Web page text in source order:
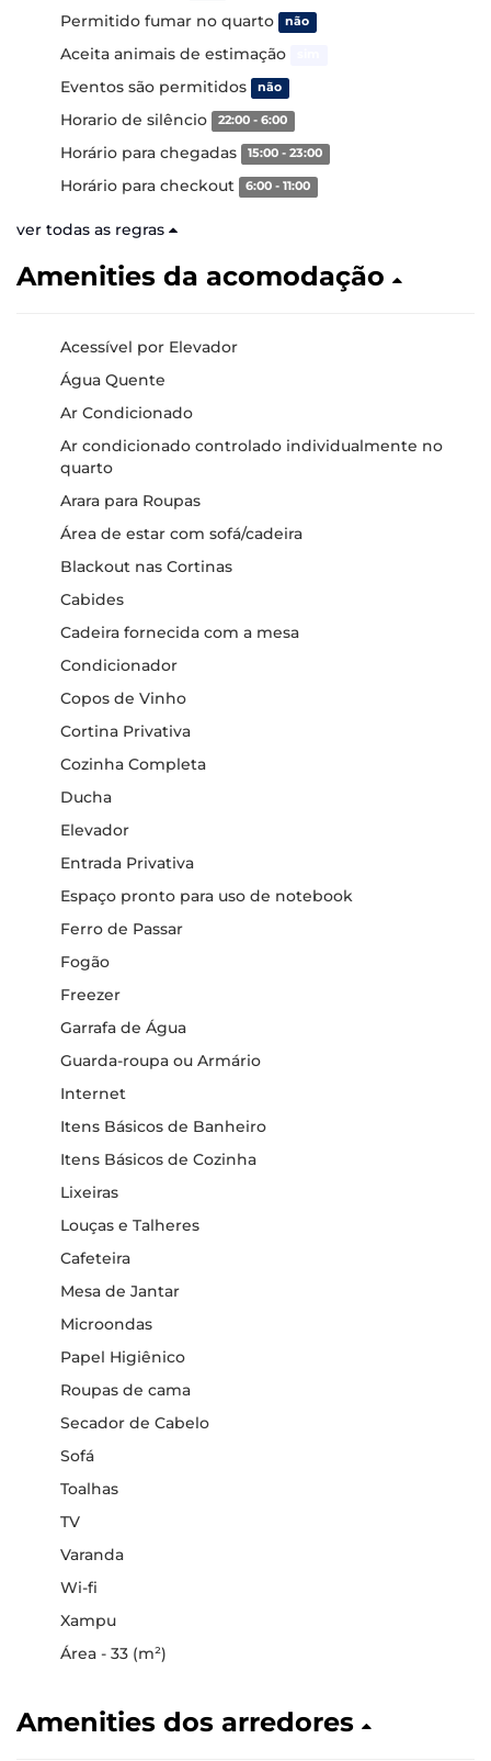
Permitido fumar no quarto não
Aceita animais de estimação
Eventos são permitidos não
Horario de silêncio 22:00 - 6:00
Horário para chegadas 15:00 - 23:00
Horário para checkout 6:00 - 11:00
ver todas as regras
Amenities da acomodação
Acessível por Elevador
Água Quente
Ar Condicionado
Ar condicionado controlado individualmente no
quarto
Arara para Roupas
Área de estar com sofá/cadeira
Blackout nas Cortinas
Cabides
Cadeira fornecida com a mesa
Condicionador
Copos de Vinho
Cortina Privativa
Cozinha Completa
Ducha
Elevador
Entrada Privativa
Espaço pronto para uso de notebook
Ferro de Passar
Fogão
Freezer
Garrafa de Água
Guarda-roupa ou Armário
Internet
Itens Básicos de Banheiro
Itens Básicos de Cozinha
Lixeiras
Louças e Talheres
Cafeteira
Mesa de Jantar
Microondas
Papel Higiênico
Roupas de cama
Secador de Cabelo
Sofá
Toalhas
TV
Varanda
Wi-fi
Xampu
Área - 33 (m²)
Amenities dos arredores